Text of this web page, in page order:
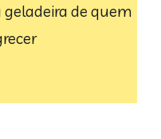
de quem